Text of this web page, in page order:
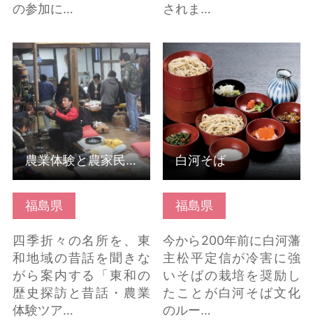
の参加に…
されま…
福島県
四季折々の名所を、東
和地域の昔話を聞きな
がら案内する「東和の
歴史探訪と昔話・農業
体験ツア…
農業体験と農家民宿体
験 の詳細はこちら
農業体験と農家民宿体験
福島県
今から200年前に白河藩
主松平定信が冷害に強
いそばの栽培を奨励し
たことが白河そば文化
のルー…
白河そば の詳細はこち
ら
白河そば